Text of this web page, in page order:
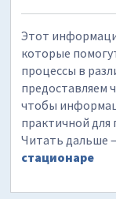
Этот
которые
процессы в
предоставляем
чтобы
практичной для
Читать дальше –
стационаре